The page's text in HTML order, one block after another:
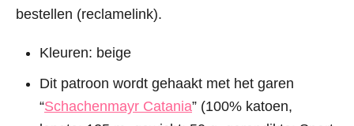
bestellen (reclamelink).
Kleuren: beige
Dit patroon wordt gehaakt met het garen
“Schachenmayr Catania” (100% katoen,